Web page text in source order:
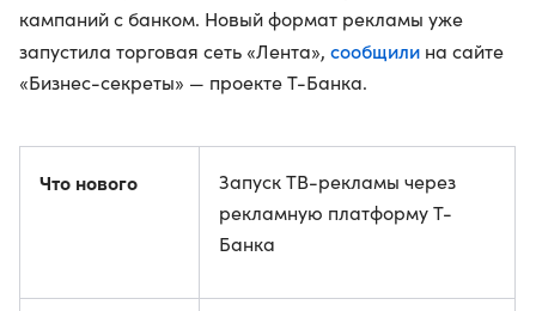
кампаний с банком. Новый формат рекламы уже
запустила торговая сеть «Лента», сообщили на сайте
«Бизнес-секреты» — проекте Т-Банка.
Что нового
Запуск ТВ-рекламы через
рекламную платформу Т-
Банка